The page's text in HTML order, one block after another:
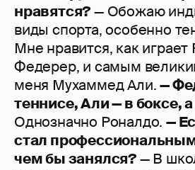
нравятся?— Обожаю
виды спорта, особенно
Мне нравится, как
Федерер, и самым
меня Мухаммед Али.—
теннисе, Али — в боксе,
Однозначно Роналдо.—
стал
чем бы занялся?— В